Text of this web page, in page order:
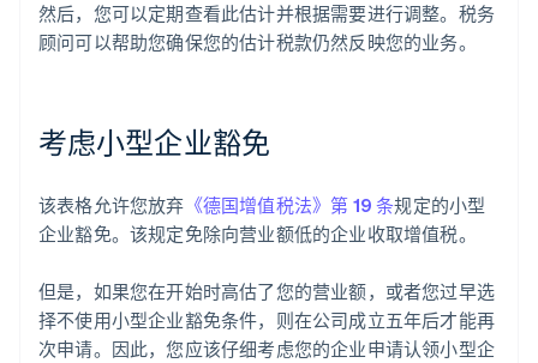
然后，您可以定期查看此估计并根据需要进行调整。税务
顾问可以帮助您确保您的估计税款仍然反映您的业务。
考虑小型企业豁免
该表格允许您放弃 《德国增值税法》第 19 条规定的小型
企业豁免。该规定免除向营业额低的企业收取增值税。
但是，如果您在开始时高估了您的营业额，或者您过早选
择不使用小型企业豁免条件，则在公司成立五年后才能再
次申请。因此，您应该仔细考虑您的企业申请认领小型企